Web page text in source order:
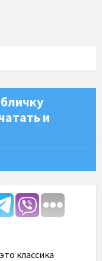
и
классика